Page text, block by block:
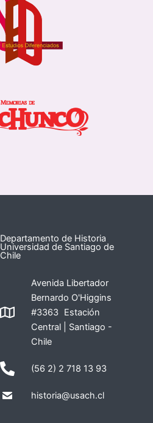
Departamento de Historia
Universidad de Santiago de
Chile
Avenida Libertador
Bernardo O'Higgins
#3363 Estación
Central | Santiago -
Chile
(56 2) 2 718 13 93
historia@usach.cl